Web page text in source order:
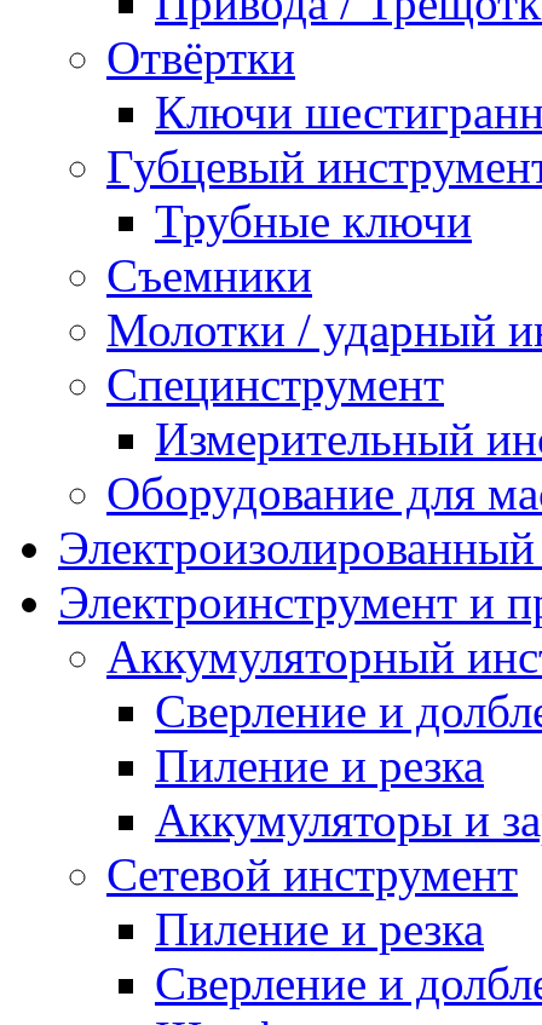
Отвёртки
Ключи
Губцевый
Трубные ключи
Съемники
Молотки / ударный
Специнструмент
Измерительный
Оборудование для
Электроинструмент и
Аккумуляторный
Сверление и
Пиление и резка
Аккумуляторы и
Сетевой инструмент
Пиление и резка
Сверление и